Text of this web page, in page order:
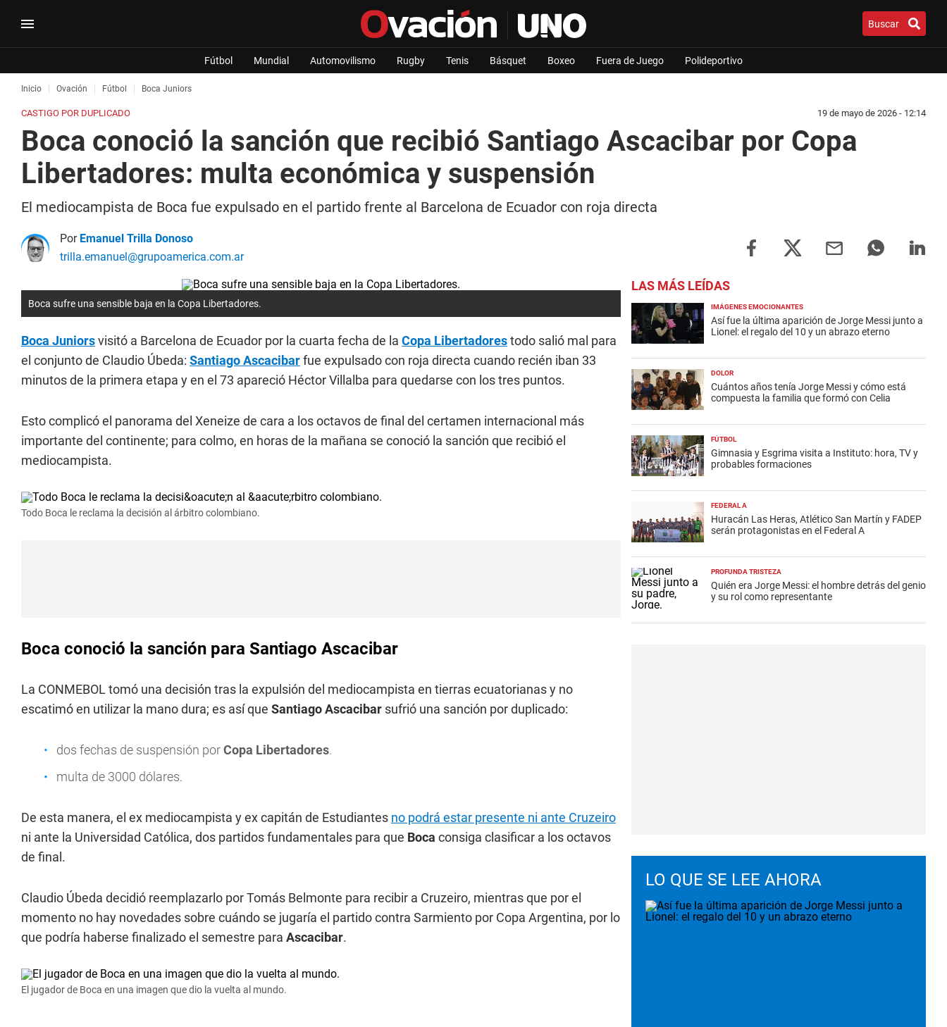
Buscar
Fútbol Mundial Automovilismo Rugby Tenis Básquet Boxeo Fuera de Juego Polideportivo
Inicio Ovación Fútbol Boca Juniors
CASTIGO POR DUPLICADO 19 de mayo de 2026 - 12:14
Boca conoció la sanción que recibió Santiago Ascacibar por Copa
Libertadores: multa económica y suspensión
El mediocampista de Boca fue expulsado en el partido frente al Barcelona de Ecuador con roja directa
Por Emanuel Trilla Donoso
trilla.emanuel@grupoamerica.com.ar
Boca sufre una sensible baja en la Copa Libertadores.
Boca Juniorsvisitó a Barcelona de Ecuador por la cuarta fecha de la Copa Libertadorestodo salió mal para
el conjunto de Claudio Úbeda: Santiago Ascacibarfue expulsado con roja directa cuando recién iban 33
minutos de la primera etapa y en el 73 apareció Héctor Villalba para quedarse con los tres puntos.
Esto complicó el panorama del Xeneize de cara a los octavos de final del certamen internacional más
importante del continente; para colmo, en horas de la mañana se conoció la sanción que recibió el
mediocampista.
Todo Boca le reclama la decisión al árbitro colombiano.
Boca conoció la sanción para Santiago Ascacibar
La CONMEBOL tomó una decisión tras la expulsión del mediocampista en tierras ecuatorianas y no
escatimó en utilizar la mano dura; es así que Santiago Ascacibar sufrió una sanción por duplicado:
dos fechas de suspensión porCopa Libertadores.
multa de 3000 dólares.
De esta manera, el ex mediocampista y ex capitán de Estudiantes no podrá estar presente ni ante Cruzeiro
ni ante la Universidad Católica, dos partidos fundamentales para que Boca consiga clasificar a los octavos
de final.
Claudio Úbeda decidió reemplazarlo por Tomás Belmonte para recibir a Cruzeiro, mientras que por el
momento no hay novedades sobre cuándo se jugaría el partido contra Sarmiento por Copa Argentina, por lo
que podría haberse finalizado el semestre para Ascacibar.
El jugador de Boca en una imagen que dio la vuelta al mundo.
LAS MÁS LEÍDAS
IMÁGENES EMOCIONANTES
Así fue la última aparición de Jorge Messi junto a
Lionel: el regalo del 10 y un abrazo eterno
DOLOR
Cuántos años tenía Jorge Messi y cómo está
compuesta la familia que formó con Celia
FÚTBOL
Gimnasia y Esgrima visita a Instituto: hora, TV y
probables formaciones
FEDERAL A
Huracán Las Heras, Atlético San Martín y FADEP
serán protagonistas en el Federal A
PROFUNDA TRISTEZA
Quién era Jorge Messi: el hombre detrás del genio
y su rol como representante
LO QUE SE LEE AHORA